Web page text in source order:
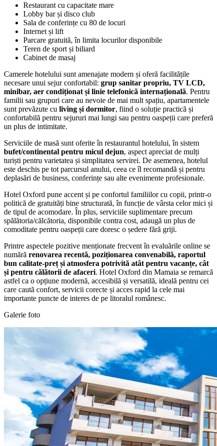
Restaurant cu capacitate mare
Lobby bar și disco club
Sala de conferințe cu 80 de locuri
Internet și lift
Parcare gratuită, în limita locurilor disponibile
Teren de sport și biliard
Cabinet de masaj
Camerele hotelului sunt amenajate modern și oferă facilitățile
necesare unui sejur confortabil: grup sanitar propriu, TV LCD,
minibar, aer condiționat și linie telefonică internațională. Pentru
familii sau grupuri care au nevoie de mai mult spațiu, apartamentele
sunt prevăzute cu living și dormitor, fiind o soluție practică și
confortabilă pentru sejururi mai lungi sau pentru oaspeții care preferă
un plus de intimitate.
Serviciile de masă sunt oferite în restaurantul hotelului, în sistem
bufet/continental pentru micul dejun, aspect apreciat de mulți
turiști pentru varietatea și simplitatea servirei. De asemenea, hotelul
este deschis pe tot parcursul anului, ceea ce îl recomandă și pentru
deplasări de business, conferințe sau alte evenimente profesionale.
Hotel Oxford pune accent și pe confortul familiilor cu copii, printr-o
politică de gratuități bine structurată, în funcție de vârsta celor mici și
de tipul de acomodare. În plus, serviciile suplimentare precum
spălătoria/călcătoria, disponibile contra cost, adaugă un plus de
comoditate pentru oaspeții care doresc o ședere fără griji.
Printre aspectele pozitive menționate frecvent în evaluările online se
numără renovarea recentă, poziționarea convenabilă, raportul
bun calitate-preț și atmosfera potrivită atât pentru vacanțe, cât
și pentru călătorii de afaceri. Hotel Oxford din Mamaia se remarcă
astfel ca o opțiune modernă, accesibilă și versatilă, ideală pentru cei
care caută confort, servicii corecte și acces rapid la cele mai
importante puncte de interes de pe litoralul românesc.
Galerie foto